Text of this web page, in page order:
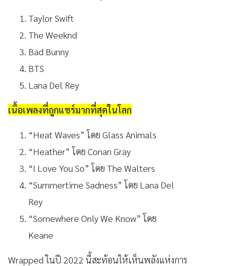
Taylor Swift
The Weeknd
Bad Bunny
BTS
Lana Del Rey
เนื้อเพลงที่ถูกแชร์มากที่สุดในโลก
“Heat Waves” โดย Glass Animals
“Heather” โดย Conan Gray
“I Love You So” โดย The Walters
“Summertime Sadness” โดย Lana Del
Rey
“Somewhere Only We Know” โดย
Keane
Wrapped ในปี 2022 นี้สะท้อนให้เห็นพลังแห่งการ